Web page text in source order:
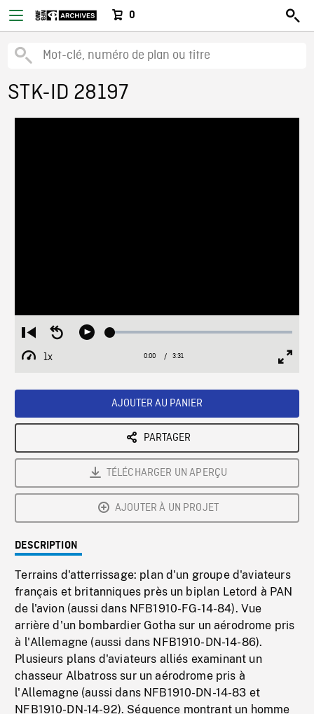
0
STK-ID 28197
Restart
from
beginning
Seek
Play Loaded:
1x
Playback
Current
0:00 / Duration
3:31
AJOUTER AU PANIER
PARTAGER
TÉLÉCHARGER UN APERÇU
AJOUTER À UN PROJET
DESCRIPTION
Terrains d'atterrissage: plan d'un groupe d'aviateurs
français et britanniques près un biplan Letord à PAN
de l'avion (aussi dans NFB1910-FG-14-84). Vue
arrière d'un bombardier Gotha sur un aérodrome pris
à l'Allemagne (aussi dans NFB1910-DN-14-86).
Plusieurs plans d'aviateurs alliés examinant un
chasseur Albatross sur un aérodrome pris à
l'Allemagne (aussi dans NFB1910-DN-14-83 et
NFB1910-DN-14-92). Séquence montrant un homme